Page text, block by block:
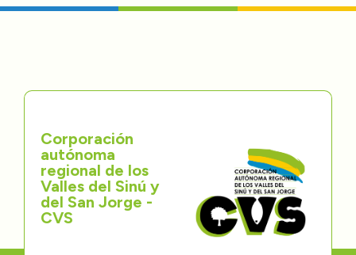
Transparencia
Participa
Trámites y Servicios
Contáctenos
Corporación
autónoma
regional de los
Valles del Sinú y
del San Jorge -
CVS